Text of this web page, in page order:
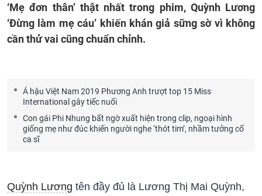
‘Mẹ đơn thân’ thật nhất trong phim, Quỳnh Lương
‘Đừng làm mẹ cáu’ khiến khán giả sững sờ vì không
cần thử vai cũng chuẩn chỉnh.
Á hậu Việt Nam 2019 Phương Anh trượt top 15 Miss
International gây tiếc nuối
Con gái Phi Nhung bất ngờ xuất hiện trong clip, ngoại hình
giống mẹ như đúc khiến người nghe ‘thót tim’, nhầm tưởng cố
ca sĩ
Quỳnh Lương tên đầy đủ là Lương Thị Mai Quỳnh,